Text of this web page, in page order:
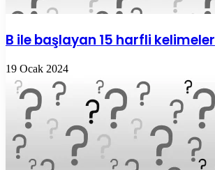
B ile başlayan 15 harfli kelimeler
19 Ocak 2024